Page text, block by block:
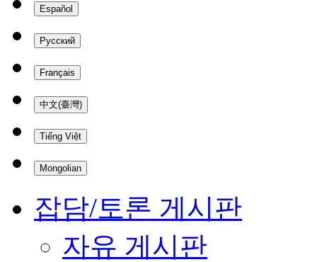
Español
Русский
Français
中文(臺灣)
Tiếng Việt
Mongolian
잡담/토론 게시판
자유 게시판